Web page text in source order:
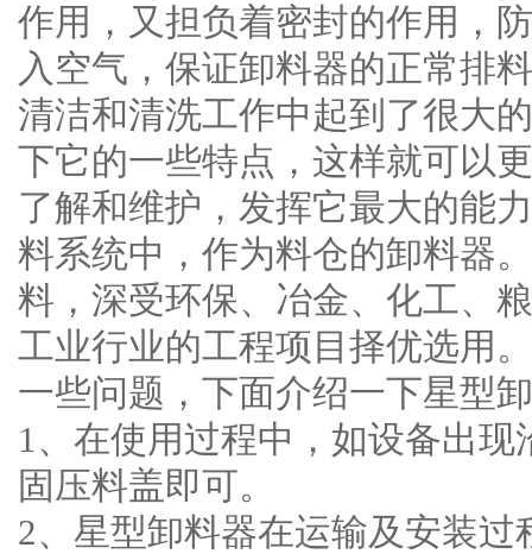
作用，又担负着密封的作用，
入空气，保证卸料器的正常排
清洁和清洗工作中起到了很大
下它的一些特点，这样就可以
了解和维护，发挥它最大的能
料系统中，作为料仓的卸料器
料，深受环保、冶金、化工、
工业行业的工程项目择优选用
一些问题，下面介绍一下星型
1、在使用过程中，如设备出
固压料盖即可。
2、星型卸料器在运输及安装